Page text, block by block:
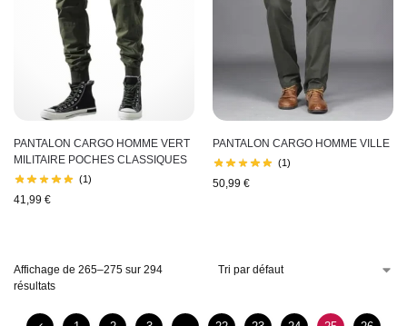
PANTALON CARGO HOMME VERT
MILITAIRE POCHES CLASSIQUES
(1)
41,99 €
PANTALON CARGO HOMME VILLE
(1)
50,99 €
Affichage de 265–275 sur 294
résultats